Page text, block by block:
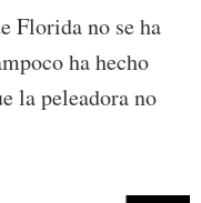
Florida no se ha
ha hecho
la peleadora no